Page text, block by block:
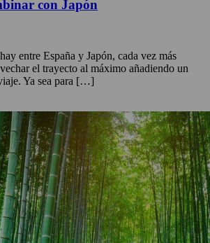
con Japón
entre España y Japón, cada vez más
el trayecto al máximo añadiendo un
Ya sea para […]